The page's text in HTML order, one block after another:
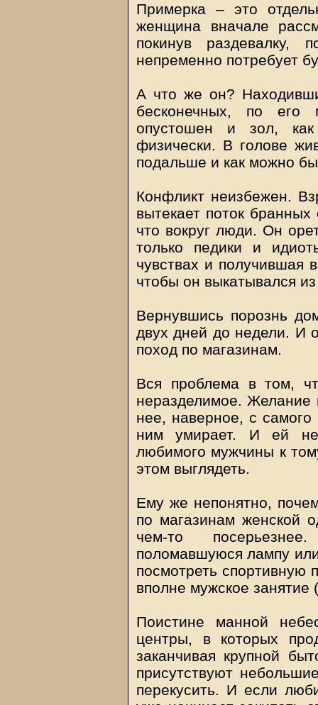
Примерка – это
женщина вначале
покинув раздевалку,
непременно потребует
А что же он?
бесконечных, по его
опустошен и зол,
физически. В голове
подальше и как можно
Конфликт неизбежен.
вытекает поток
что вокруг люди. Он
только педики и
чувствах и получившая
чтобы он выкатывался
Вернувшись порознь
двух дней до недели. И
поход по магазинам.
Вся проблема в том,
неразделимое. Желание
нее, наверное, с
ним умирает. И ей
любимого мужчины к
этом выглядеть.
Ему же непонятно,
по магазинам женской
чем-то
поломавшуюся лампу
посмотреть спортивную
вполне мужское
Поистине манной
центры, в которых
заканчивая крупной
присутствуют
перекусить. И если